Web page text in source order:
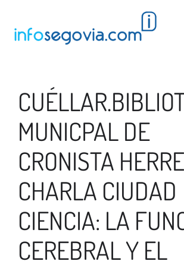
MUNICPAL DE
CRONISTA
CHARLA CIUDAD
CIENCIA: LA
CEREBRAL Y EL